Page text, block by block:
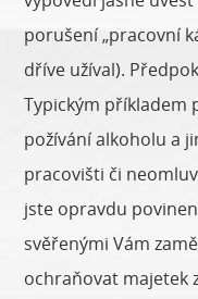
porušení „pracovní
dříve užíval).
Typickým příkladem
požívání alkoholu a
pracovišti či
jste opravdu
svěřenými Vám
ochraňovat majetek